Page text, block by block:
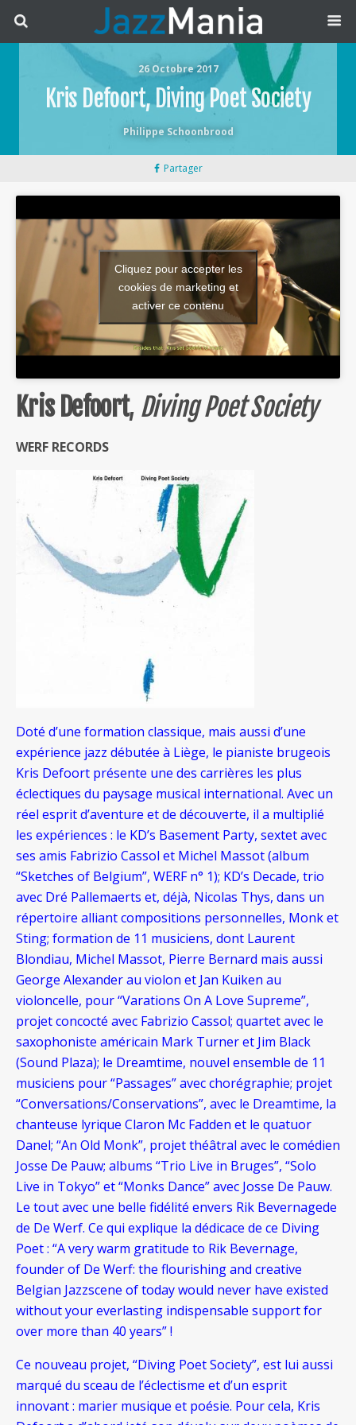
26 Octobre 2017
Kris Defoort, Diving Poet Society
Philippe Schoonbrood
Partager
Cliquez pour accepter les
cookies de marketing et
activer ce contenu
Kris Defoort, Diving Poet Society
WERF RECORDS
Doté d’une formation classique, mais aussi d’une
expérience jazz débutée à Liège, le pianiste brugeois
Kris Defoort présente une des carrières les plus
éclectiques du paysage musical international. Avec un
réel esprit d’aventure et de découverte, il a multiplié
les expériences : le KD’s Basement Party, sextet avec
ses amis Fabrizio Cassol et Michel Massot (album
“Sketches of Belgium”, WERF n° 1); KD’s Decade, trio
avec Dré Pallemaerts et, déjà, Nicolas Thys, dans un
répertoire alliant compositions personnelles, Monk et
Sting; formation de 11 musiciens, dont Laurent
Blondiau, Michel Massot, Pierre Bernard mais aussi
George Alexander au violon et Jan Kuiken au
violoncelle, pour “Varations On A Love Supreme”,
projet concocté avec Fabrizio Cassol; quartet avec le
saxophoniste américain Mark Turner et Jim Black
(Sound Plaza); le Dreamtime, nouvel ensemble de 11
musiciens pour “Passages” avec chorégraphie; projet
“Conversations/Conservations”, avec le Dreamtime, la
chanteuse lyrique Claron Mc Fadden et le quatuor
Danel; “An Old Monk”, projet théâtral avec le comédien
Josse De Pauw; albums “Trio Live in Bruges”, “Solo
Live in Tokyo” et “Monks Dance” avec Josse De Pauw.
Le tout avec une belle fidélité envers Rik Bevernagede
de De Werf. Ce qui explique la dédicace de ce Diving
Poet : “A very warm gratitude to Rik Bevernage,
founder of De Werf: the flourishing and creative
Belgian Jazzscene of today would never have existed
without your everlasting indispensable support for
over more than 40 years” !
Ce nouveau projet, “Diving Poet Society”, est lui aussi
marqué du sceau de l’éclectisme et d’un esprit
innovant : marier musique et poésie. Pour cela, Kris